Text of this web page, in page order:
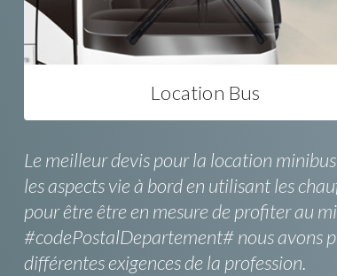
Location Bus
Le meilleur devis pour la location
les aspects vie à bord en utilisant les
pour être être en mesure de profiter au
#codePostalDepartement# nous avons
différentes exigences de la profession.